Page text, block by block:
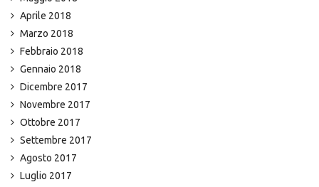
Aprile 2018
Marzo 2018
Febbraio 2018
Gennaio 2018
Dicembre 2017
Novembre 2017
Ottobre 2017
Settembre 2017
Agosto 2017
Luglio 2017